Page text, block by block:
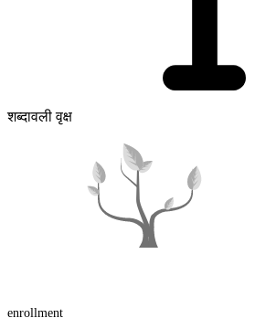
शब्दावली वृक्ष
enrollment